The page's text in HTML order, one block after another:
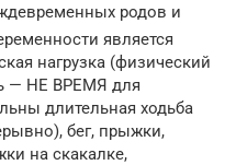
родов и
является
нагрузка (физический
— НЕ ВРЕМЯ для
длительная ходьба
бег, прыжки,
на скакалке,